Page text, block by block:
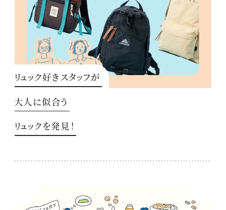
リュック好きスタッフが
大人に似合う
リュックを発見！